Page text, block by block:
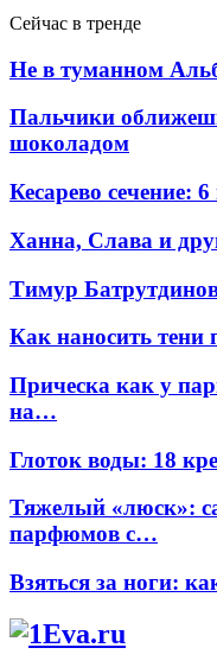
Сейчас в тренде
Не в туманном
Пальчики
шоколадом
Кесарево сечение:
Ханна, Слава и
Тимур
Как наносить тени
Прическа как у
на…
Глоток воды: 18
Тяжелый «люск»:
парфюмов с…
Взяться за ноги: